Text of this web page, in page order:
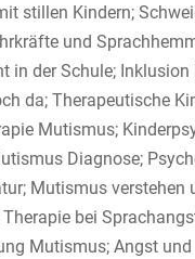
stillen Kindern;
und
in der Schule;
da; Therapeutische
Mutismus;
Diagnose;
Mutismus verstehen
bei
Mutismus; Angst und